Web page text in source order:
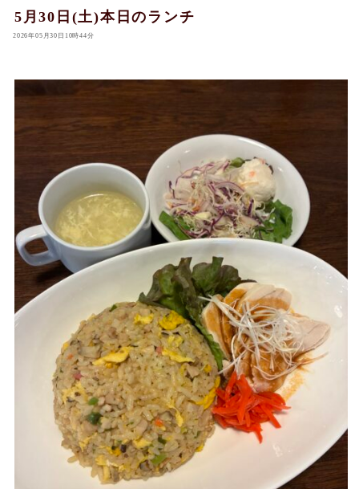
5月30日(土)本日のランチ
2026年05月30日10時44分